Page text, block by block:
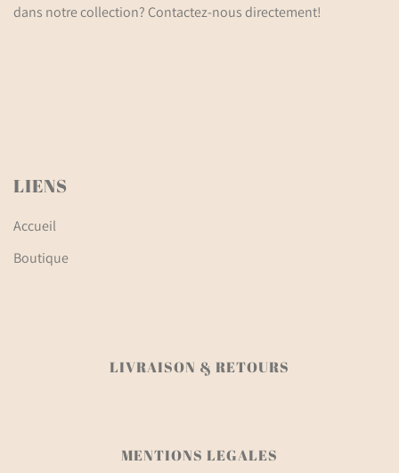
dans notre collection? Contactez-nous directement!
LIENS
Accueil
Boutique
LIVRAISON & RETOURS
MENTIONS LEGALES